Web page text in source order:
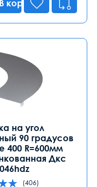
В корзину
на угол
90 градусов
400 R=600мм
Дкс
(406)